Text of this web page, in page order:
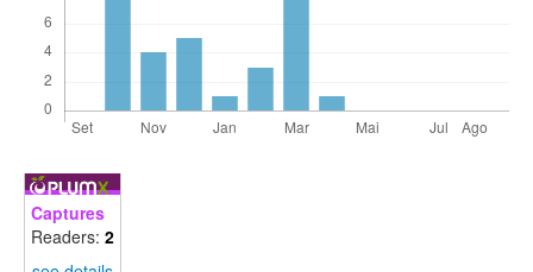
Captures
Readers: 2